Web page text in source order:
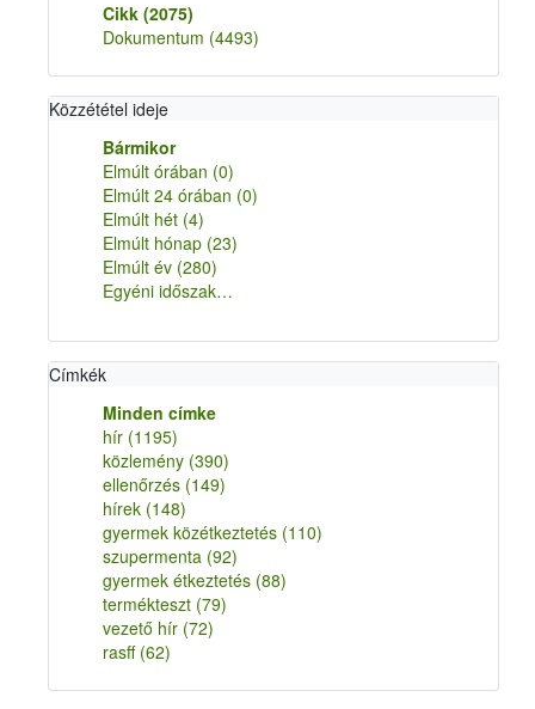
Cikk (2075)
Dokumentum (4493)
Közzététel ideje
Bármikor
Elmúlt órában (0)
Elmúlt 24 órában (0)
Elmúlt hét (4)
Elmúlt hónap (23)
Elmúlt év (280)
Egyéni időszak…
Címkék
Minden címke
hír (1195)
közlemény (390)
ellenőrzés (149)
hírek (148)
gyermek közétkeztetés (110)
szupermenta (92)
gyermek étkeztetés (88)
termékteszt (79)
vezető hír (72)
rasff (62)